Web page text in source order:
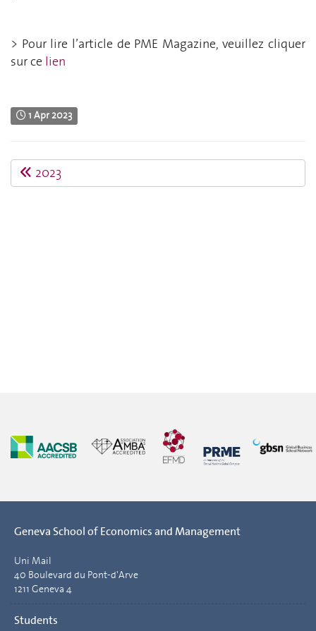
> Pour lire l’article de PME Magazine, veuillez cliquer
sur ce lien
1 Apr 2023
2023
Geneva School of Economics and Management
Uni Mail
40 Boulevard du Pont-d'Arve
1211 Geneva 4
Students